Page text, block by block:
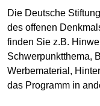
Die Deutsche
des offenen
finden Sie z.B.
Schwerpunktthema,
Werbematerial,
das Programm in